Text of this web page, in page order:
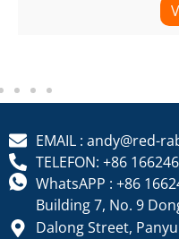
EMAIL : andy@red-
TELEFON: +86
WhatsAPP : +86
Building 7, No. 9
Dalong Street,